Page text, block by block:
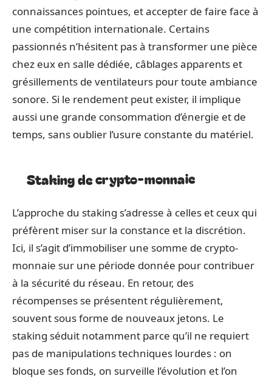
connaissances pointues, et accepter de faire face à
une compétition internationale. Certains
passionnés n’hésitent pas à transformer une pièce
chez eux en salle dédiée, câblages apparents et
grésillements de ventilateurs pour toute ambiance
sonore. Si le rendement peut exister, il implique
aussi une grande consommation d’énergie et de
temps, sans oublier l’usure constante du matériel.
Staking de crypto-monnaie
L’approche du staking s’adresse à celles et ceux qui
préfèrent miser sur la constance et la discrétion.
Ici, il s’agit d’immobiliser une somme de crypto-
monnaie sur une période donnée pour contribuer
à la sécurité du réseau. En retour, des
récompenses se présentent régulièrement,
souvent sous forme de nouveaux jetons. Le
staking séduit notamment parce qu’il ne requiert
pas de manipulations techniques lourdes : on
bloque ses fonds, on surveille l’évolution et l’on